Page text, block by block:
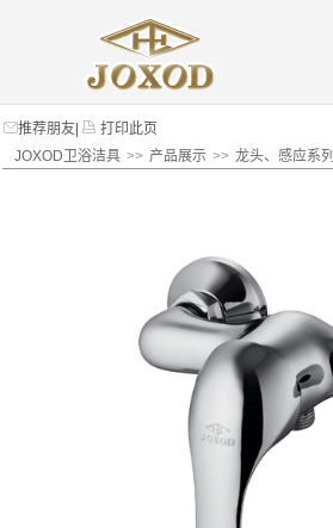
推荐朋友
打印此页
JOXOD卫浴洁具 >> 产品展示 >> 龙头、感应系列